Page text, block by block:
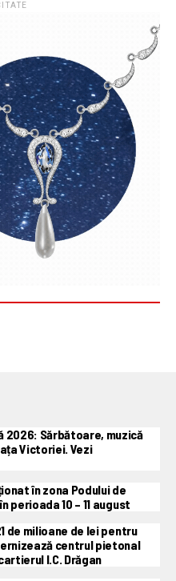
2026: Sărbătoare, muzică
Victoriei. Vezi
în zona Podului de
perioada 10 – 11 august
de milioane de lei pentru
centrul pietonal
I.C. Drăgan